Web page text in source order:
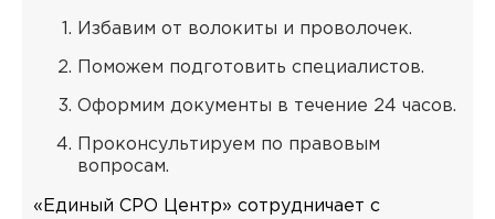
Избавим от волокиты и проволочек.
Поможем подготовить специалистов.
Оформим документы в течение 24 часов.
Проконсультируем по правовым
вопросам.
«Единый СРО Центр» сотрудничает с